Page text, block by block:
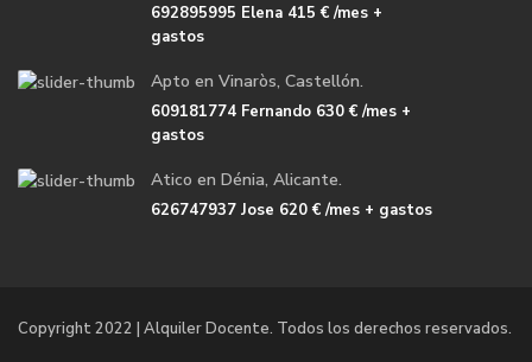
692895995 Elena 415 €/mes +
gastos
Apto en Vinaròs, Castellón.
609181774 Fernando 630 €/mes +
gastos
Atico en Dénia, Alicante.
626747937 Jose 620 €/mes + gastos
Copyright 2022 | Alquiler Docente. Todos los derechos reservados.